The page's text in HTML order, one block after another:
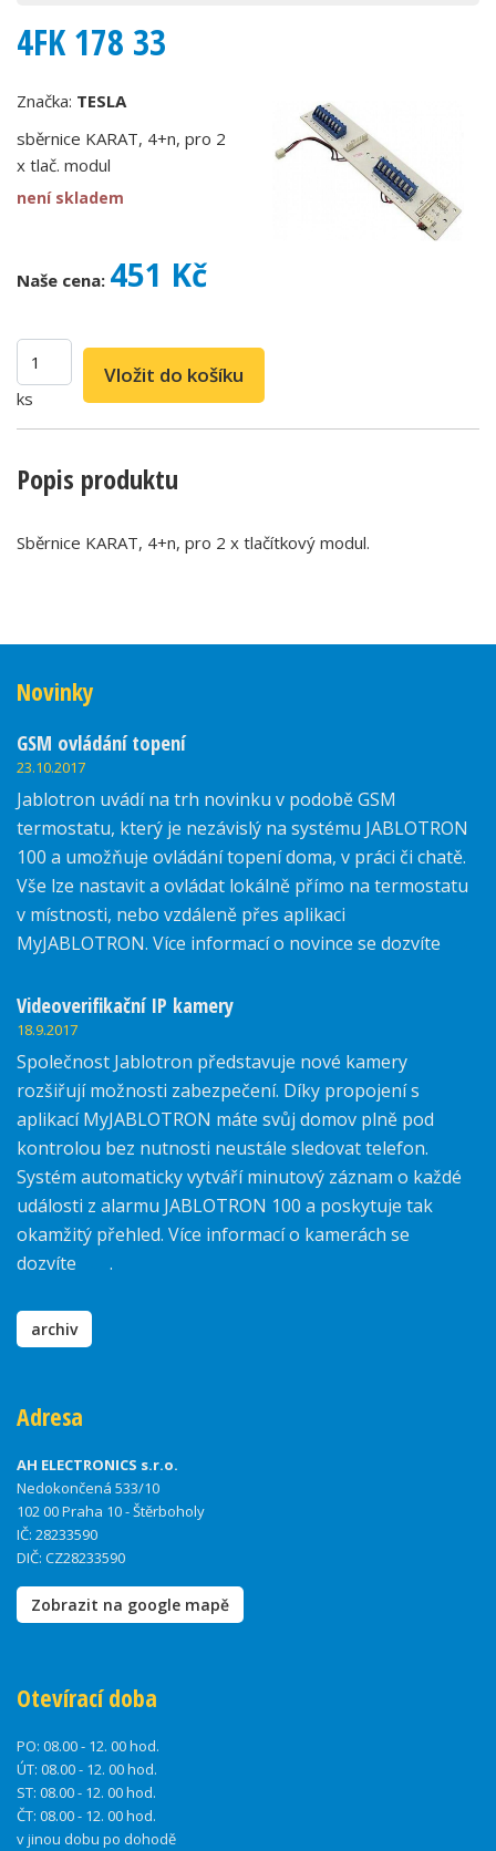
4FK 178 33
Značka: TESLA
sběrnice KARAT, 4+n, pro 2
x tlač. modul
není skladem
Naše cena: 451 Kč
ks
Popis produktu
Sběrnice KARAT, 4+n, pro 2 x tlačítkový modul.
Novinky
GSM ovládání topení
23.10.2017
Jablotron uvádí na trh novinku v podobě GSM
termostatu, který je nezávislý na systému JABLOTRON
100 a umožňuje ovládání topení doma, v práci či chatě.
Vše lze nastavit a ovládat lokálně přímo na termostatu
v místnosti, nebo vzdáleně přes aplikaci
MyJABLOTRON. Více informací o novince se dozvíte
Videoverifikační IP kamery
18.9.2017
Společnost Jablotron představuje nové kamery
rozšiřují možnosti zabezpečení. Díky propojení s
aplikací MyJABLOTRON máte svůj domov plně pod
kontrolou bez nutnosti neustále sledovat telefon.
Systém automaticky vytváří minutový záznam o každé
události z alarmu JABLOTRON 100 a poskytuje tak
okamžitý přehled. Více informací o kamerách se
dozvíte
.
archiv
Adresa
AH ELECTRONICS s.r.o.
Nedokončená 533/10
102 00 Praha 10 - Štěrboholy
IČ: 28233590
DIČ: CZ28233590
Zobrazit na google mapě
Otevírací doba
PO: 08.00 - 12. 00 hod.
ÚT: 08.00 - 12. 00 hod.
ST: 08.00 - 12. 00 hod.
ČT: 08.00 - 12. 00 hod.
v jinou dobu po dohodě